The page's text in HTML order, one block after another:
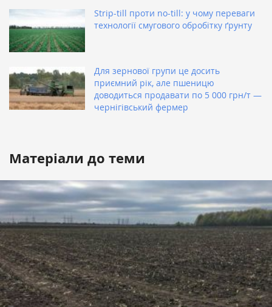
Strip-till проти no-till: у чому переваги
технології смугового обробітку ґрунту
Для зернової групи це досить
приємний рік, але пшеницю
доводиться продавати по 5 000 грн/т —
чернігівський фермер
Матеріали до теми